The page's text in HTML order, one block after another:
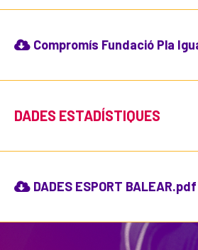
Compromís Fundació Pla
DADES ESTADÍSTIQUES
DADES ESPORT BALEAR.pdf